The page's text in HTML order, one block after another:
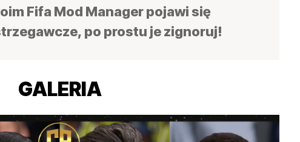
Fifa Mod Manager pojawi się
po prostu je zignoruj!
GALERIA